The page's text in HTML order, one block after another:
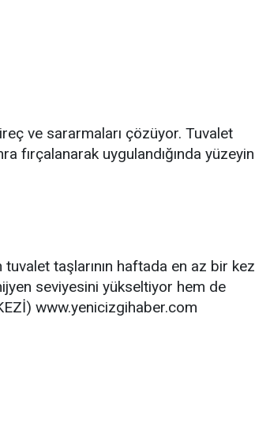
ve sararmaları çözüyor. Tuvalet
fırçalanarak uygulandığında yüzeyin
taşlarının haftada en az bir kez
seviyesini yükseltiyor hem de
www.yenicizgihaber.com